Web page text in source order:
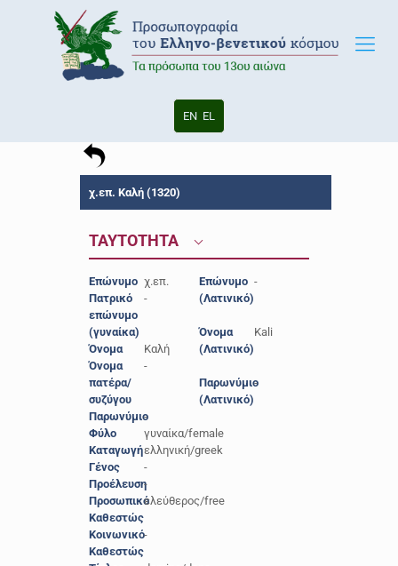
EN EL
χ.επ. Καλή (1320)
ΤΑΥΤΟΤΗΤΑ
Επώνυμο χ.επ.
Πατρικό
επώνυμο
(γυναίκα)
-
Όνομα
Καλή
Όνομα
πατέρα/
συζύγου
-
Παρωνύμιο
-
Φύλο
γυναίκα/female
Καταγωγήελληνική/greek
Γένος
-
Προέλευση-
Προσωπικό
Καθεστώς
ελεύθερος/free
Κοινωνικό
Καθεστώς
-
Επώνυμο
(Λατινικό)
-
Όνομα
(Λατινικό)
Kali
Παρωνύμιο
(Λατινικό)
-